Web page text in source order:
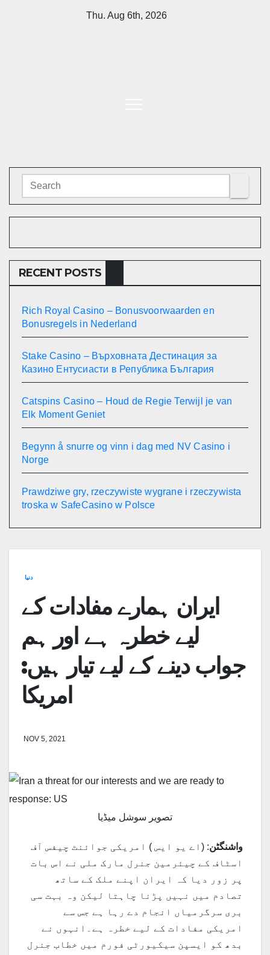
Thu. Aug 6th, 2026
RECENT POSTS
Rich Royal Casino – Bonusvoorwaarden en
Bonusregels in Nederland
Stake Casino – Върховната Дестинация за
Казино Ентусиасти в Република България
Catspins Casino – Houd de Regie Terwijl je van
Elk Moment Geniet
Begynn å snurre og vinn i dag med NV Casino i
Norge
Prawdziwe gry, rzeczywiste wygrane i rzeczywista
troska w SafeCasino w Polsce
دنیا
ایران ہمارے مفادات کے
لیے خطرہ ہے اور ہم
جواب دینے کے لیے تیار ہیں:
امریکا
NOV 5, 2021
تصویر سوشل میڈیا
واشنگٹن: (اے یو ایس ) امریکی جوائنٹ چیفس آف
اسٹاف کے چیئرمین جنرل مارک ملی نے اس بات
پر زور دیا کہ ایران اپنے ملک کے ساتھ
تصادم میں نہیں پڑنا چاہتا لیکن وہ بہت سی
بری سرگرمیاں انجام دے رہا ہے جس سے
امریکی مفادات کے لیے خطرہ ہے۔انہوں نے
بدھ کو ایسپن سیکیورٹی فورم میں خطاب جنرل